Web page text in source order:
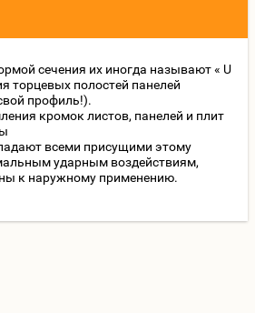
сечения их иногда называют « U
торцевых полостей панелей
профиль!).
кромок листов, панелей и плит
всеми присущими этому
ударным воздействиям,
к наружному применению.